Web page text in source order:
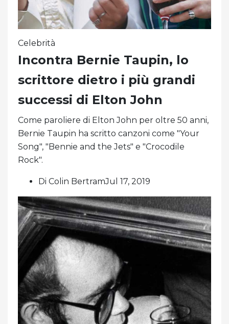
Celebrità
Incontra Bernie Taupin, lo
scrittore dietro i più grandi
successi di Elton John
Come paroliere di Elton John per oltre 50 anni,
Bernie Taupin ha scritto canzoni come "Your
Song", "Bennie and the Jets" e "Crocodile
Rock".
Di Colin BertramJul 17, 2019